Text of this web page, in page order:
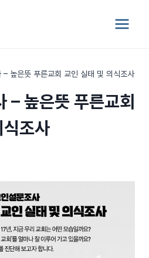
– 높은뜻 푸른교회 교인 실태 및 의식조사
– 높은뜻 푸른교회
조사